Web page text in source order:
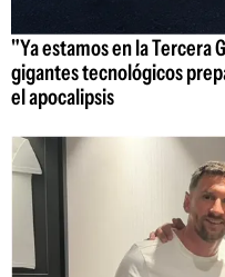
"Ya estamos en la Tercera
gigantes tecnológicos
el apocalipsis